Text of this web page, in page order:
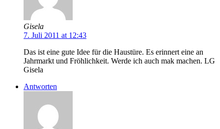
Gisela
7. Juli 2011 at 12:43
Das ist eine gute Idee für die Haustüre. Es erinnert eine an
Jahrmarkt und Fröhlichkeit. Werde ich auch mak machen. LG
Gisela
Antworten